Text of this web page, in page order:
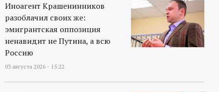
Иноагент Крашенинников
разоблачил своих же:
эмигрантская оппозиция
ненавидит не Путина, а всю
Россию
03 августа 2026 - 15:22